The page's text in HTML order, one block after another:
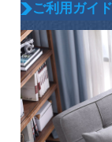
ご利用ガイド